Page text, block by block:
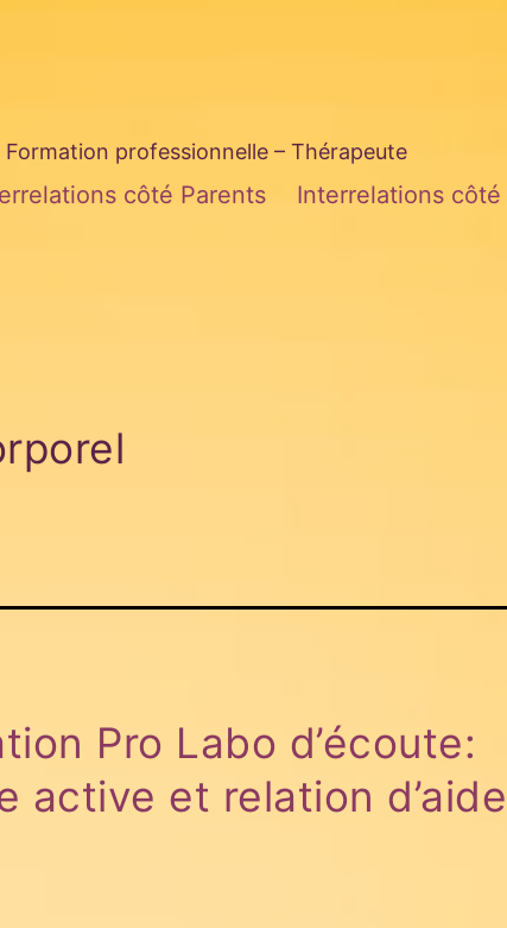
professionnelle – Thérapeute
côté Parents Interrelations côté
Pro Labo d’écoute:
active et relation d’aide